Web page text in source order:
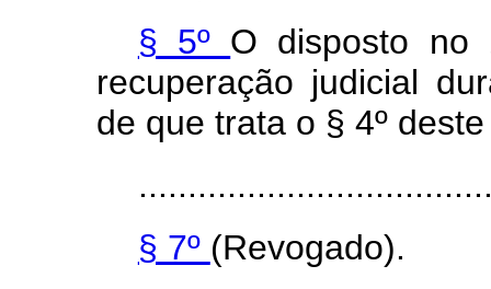
§ 5º O disposto no
recuperação judicial
de que trata o § 4º
§ 7º (Revogado).